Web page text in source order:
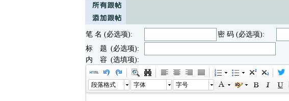
笔 名 (必选项): 密 码 (必选项):
标 题 (必选项):
内 容 (选填项):
段落格式 字体 字号